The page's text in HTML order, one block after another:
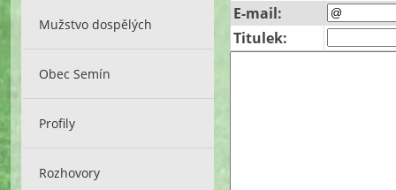
Mužstvo dospělých
Obec Semín
Profily
Rozhovory
E-mail:
Titulek: